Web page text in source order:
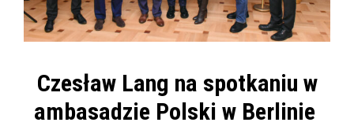
Czesław Lang na spotkaniu w
ambasadzie Polski w Berlinie